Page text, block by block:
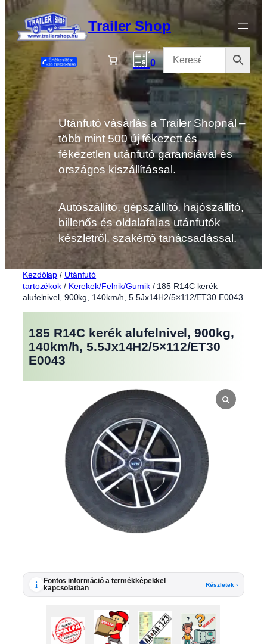
Ugrás
a
tartalomhoz
Trailer Shop
0
Utánfutó vásárlás a Trailer Shopnál –
több mint 500 új fékezett és
fékezetlen utánfutó garanciával és
országos kiszállítással.
Autószállító, gépszállító, hajószállító,
billenős és oldalafalas utánfutók
készletről, szakértő tanácsadással.
Kezdőlap / Utánfutó
tartozékok / Kerekek/Felnik/Gumik/ 185 R14C kerék
alufelnivel, 900kg, 140km/h, 5.5Jx14H2/5×112/ET30 E0043
185 R14C kerék alufelnivel, 900kg,
140km/h, 5.5Jx14H2/5×112/ET30
E0043
i
Fontos információ a termékképekkel
kapcsolatban
Részletek ›